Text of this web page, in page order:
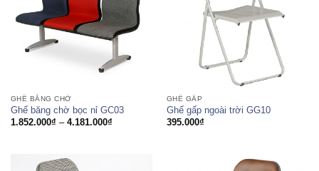
GHẾ BĂNG CHỜ
Ghế băng chờ bọc nỉ GC03
1.852.000₫ – 4.181.000₫Khoảng
GHẾ GẤP
Ghế gấp ngoài trời GG10
395.000₫